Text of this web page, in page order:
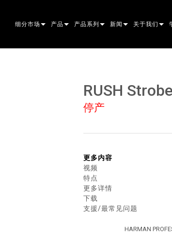
细分市场 产品
清洗
波束
菲涅尔
帕灯
直线型
DOT
洗灯照明
线性照明
图像投影
CREATIVE DOTS
POWER & PROCESSING
系统控制器
POWERPORTS
POWERPORTS LEGACY MODELS
PDE SYSTEM
软件工具
服务工具
产品系列
ELP ELP ELLIPSOIDAL
ELP PAR
ERA PROFILE
ERA WASH
外部 EXTERIOR DOT PRO
外部线性专业版
EXTERIOR WASH
MAC MAC AURA
MAC ONE
MAC ULTRA
MAC VIPER
MACULA
P3 SYSTEM
P3 POWERPORT
P3 POWERPORT
VDO VDO ATOMIC
VDO DOTRON
新闻 关于我们
哪里购买
RUSH
停产
更多内容
视频
特点
更多详情
下载
支援/最常见问题
HARMAN